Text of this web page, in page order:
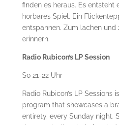
finden es heraus. Es entsteht
hörbares Spiel. Ein
entspannen. Zum lachen und
erinnern.
Radio Rubicon’s LP Session
So 21-22 Uhr
Radio Rubicon’s LP Sessions
program that showcases a
entirety, every Sunday night.